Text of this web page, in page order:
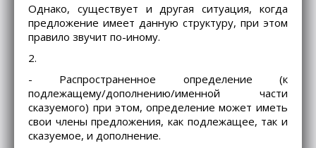
Однако, существует и другая ситуация, когда
предложение имеет данную структуру, при этом
правило звучит по-иному.
2.
- Распространенное определение (к
подлежащему/дополнению/именной части
сказуемого) при этом, определение может иметь
свои члены предложения, как подлежащее, так и
сказуемое, и дополнение.